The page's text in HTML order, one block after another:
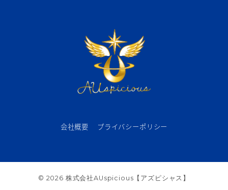
会社概要 プライバシーポリシー
© 2026 株式会社AUspicious【アズピシャス】